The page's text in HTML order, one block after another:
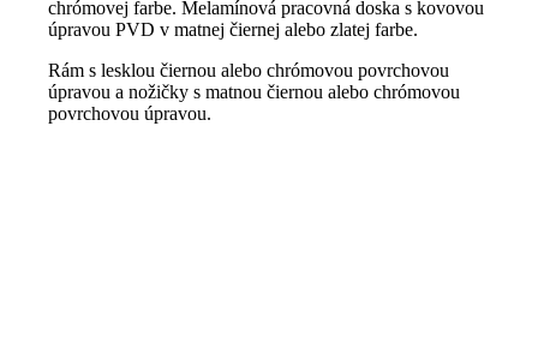
chrómovej farbe. Melamínová pracovná doska s kovovou
úpravou PVD v matnej čiernej alebo zlatej farbe.
Rám s lesklou čiernou alebo chrómovou povrchovou
úpravou a nožičky s matnou čiernou alebo chrómovou
povrchovou úpravou.